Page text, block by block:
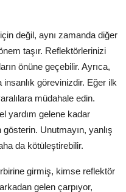
değil, aynı zamanda diğer
taşır. Reflektörlerinizi
önüne geçebilir. Ayrıca,
insanlık görevinizdir. Eğer ilk
müdahale edin.
yardım gelene kadar
Unutmayın, yanlış
da kötüleştirebilir.
girmiş, kimse reflektör
gelen çarpıyor,